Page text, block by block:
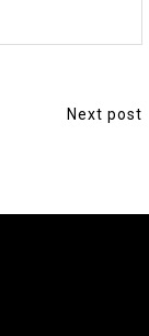
Next post